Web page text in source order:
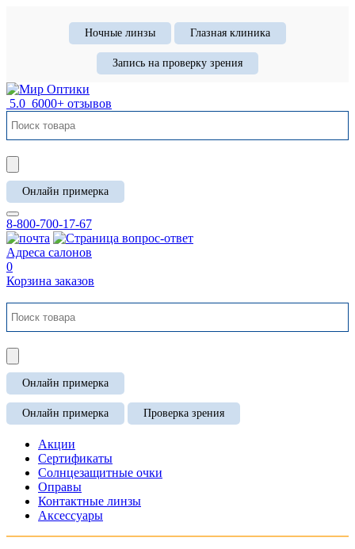
Ночные линзы Глазная клиника
Запись на проверку зрения
5.0 6000+ отзывов
Онлайн примерка
8-800-700-17-67
Адреса салонов
0
Корзина заказов
Онлайн примерка
Онлайн примерка Проверка зрения
Акции
Сертификаты
Солнцезащитные очки
Оправы
Контактные линзы
Аксессуары